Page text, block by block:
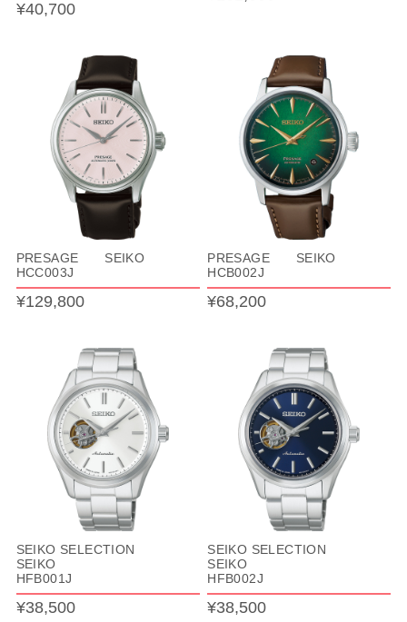
¥40,700
PRESAGE SEIKO
HCC003J
¥129,800
PRESAGE SEIKO
HCB002J
¥68,200
SEIKO SELECTION
SEIKO
HFB001J
¥38,500
SEIKO SELECTION
SEIKO
HFB002J
¥38,500